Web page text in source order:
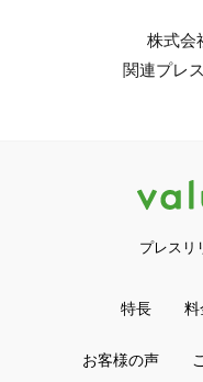
株式会
関連プレ
プレスリ
特長 料
お客様の声